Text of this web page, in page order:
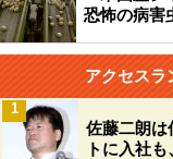
恐怖の病害
アクセスラ
佐藤二朗は
トに入社
1